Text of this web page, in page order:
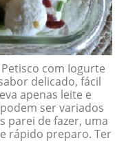
com Iogurte
delicado, fácil
apenas leite e
ser variados
parei de fazer, uma
rápido preparo. Ter